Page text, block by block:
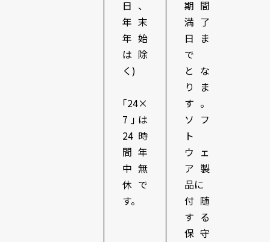
日、
年末
年始
は除
く)
｢24×
7｣は
24 時
間年
中無
休で
す。
期間
満了
日ま
で
とな
りま
す。
ソフ
ト
ウェ
ア製
品に
付随
する
保守